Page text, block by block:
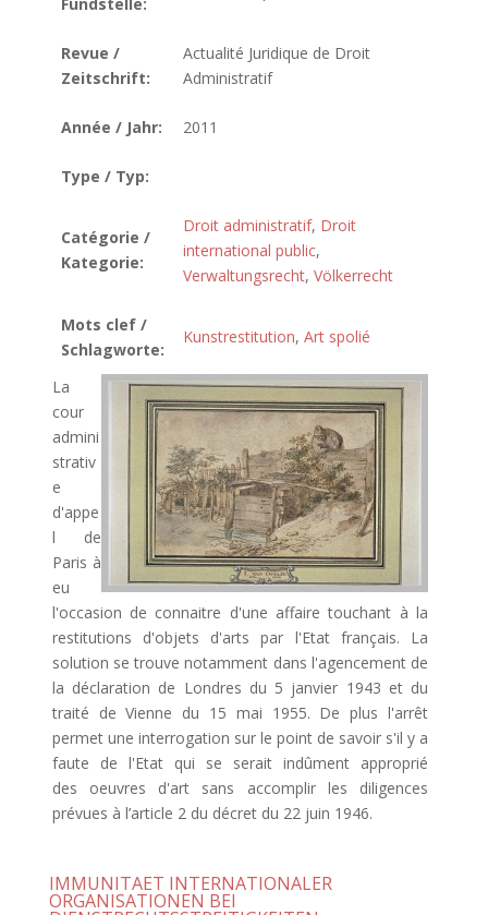
Revue /
Zeitschrift:
Actualité Juridique de Droit
Administratif
Année / Jahr: 2011
Type / Typ:
Catégorie /
Kategorie:
Droit administratif, Droit
international public,
Verwaltungsrecht, Völkerrecht
Mots clef /
Schlagworte:
Kunstrestitution, Art spolié
La
cour
admini
strativ
e
d'appe
l de
Paris à
eu
l'occasion de connaitre d'une affaire touchant à la
restitutions d'objets d'arts par l'Etat français. La
solution se trouve notamment dans l'agencement de
la déclaration de Londres du 5 janvier 1943 et du
traité de Vienne du 15 mai 1955. De plus l'arrêt
permet une interrogation sur le point de savoir s'il y a
faute de l'Etat qui se serait indûment approprié
des oeuvres d'art sans accomplir les diligences
prévues à l’article 2 du décret du 22 juin 1946.
IMMUNITAET INTERNATIONALER
ORGANISATIONEN BEI